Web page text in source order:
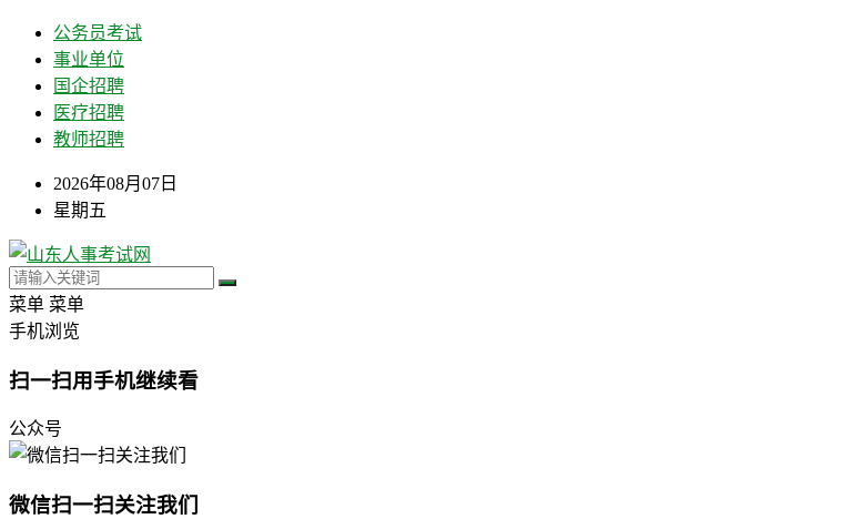
公务员考试
事业单位
国企招聘
医疗招聘
教师招聘
2026年08月07日
星期五
菜单 菜单
手机浏览
扫一扫用手机继续看
公众号
微信扫一扫关注我们